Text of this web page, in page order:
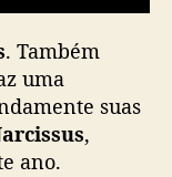
. Também
uma
suas
,
ano.